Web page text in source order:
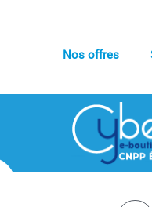
Nos offres